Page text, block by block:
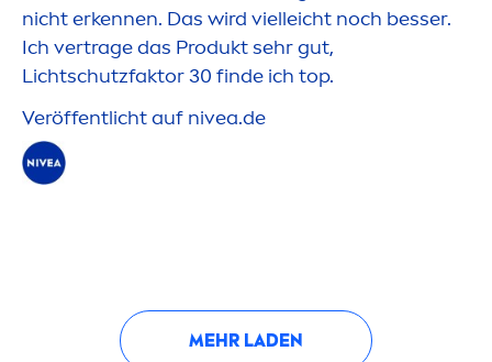
nicht erkennen. Das wird vielleicht noch besser.
Ich vertrage das Produkt sehr gut,
Lichtschutzfaktor 30 finde ich top.
Veröffentlicht auf nivea.de
MEHR LADEN